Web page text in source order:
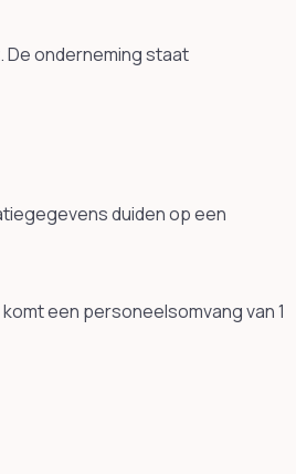
De onderneming staat
duiden op een
een personeelsomvang van 1